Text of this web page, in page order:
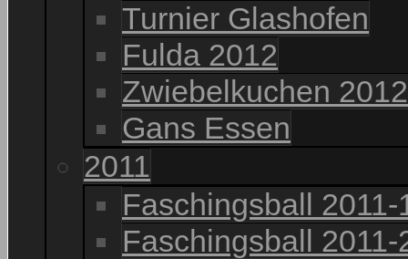
Turnier Glashofen
Fulda 2012
Zwiebelkuchen 2012
Gans Essen
2011
Faschingsball 2011-
Faschingsball 2011-